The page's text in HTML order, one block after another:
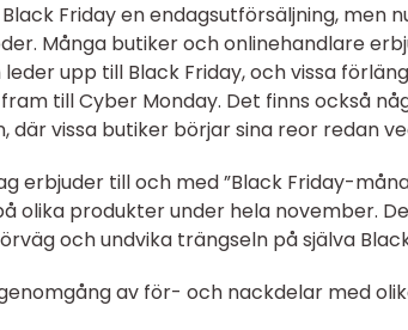
Friday en endagsutförsäljning,
Många butiker och onlinehandlare
upp till Black Friday, och vissa
till Cyber Monday. Det finns också
där vissa butiker börjar sina reor redan
erbjuder till och med ”Black Friday-
olika produkter under hela november.
och undvika trängseln på själva
av för- och nackdelar med